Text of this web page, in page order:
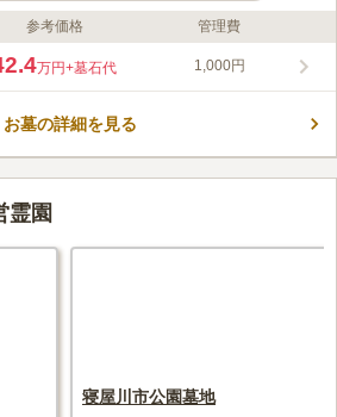
ト
、忠岡町にお住いの方が眠れる宗教不問の霊園
はコンクリートで舗装されているため、雨の
3.6
墓の前にありますのでそこで購入するのもよい
ないので駅前まで行く方がよいと思います。
参考価格 管理費
万円+墓石代 1,000円
お墓の詳細を見る
霊園
寝屋川市公園墓地